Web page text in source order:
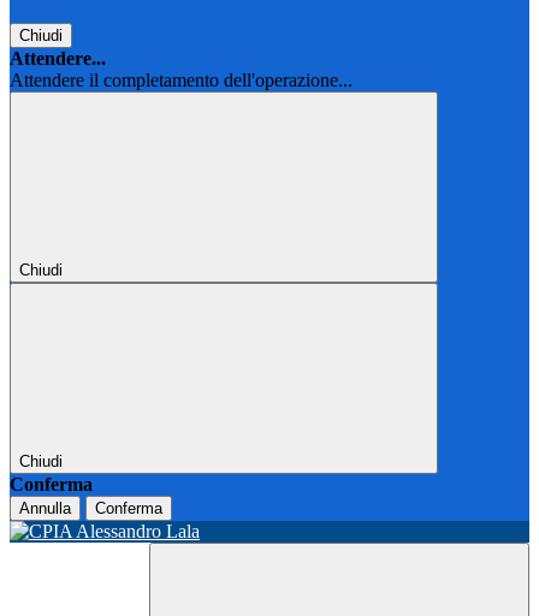
Chiudi
Attendere...
Attendere il completamento dell'operazione...
Chiudi
Chiudi
Conferma
Annulla Conferma